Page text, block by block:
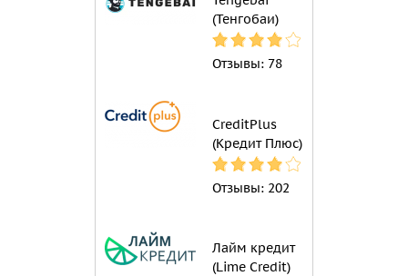
(Тенгобаи)
Отзывы: 78
CreditPlus
(Кредит Плюс)
Отзывы: 202
Лайм кредит
(Lime Credit)